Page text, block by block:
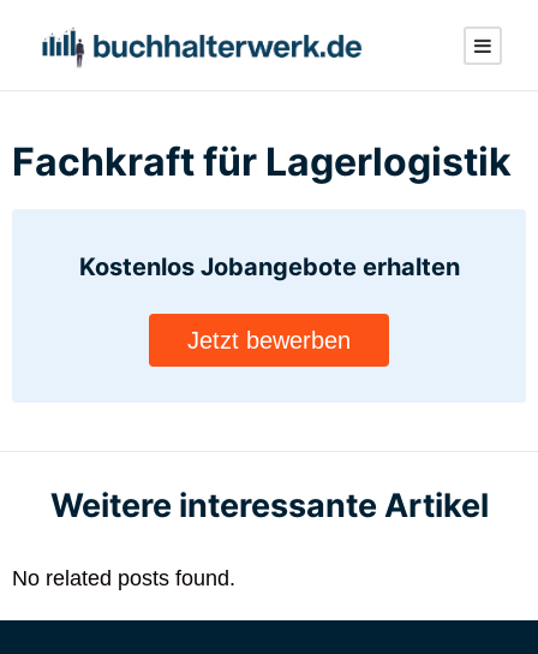
Fachkraft für Lagerlogistik
Kostenlos Jobangebote erhalten
Jetzt bewerben
Weitere interessante Artikel
No related posts found.